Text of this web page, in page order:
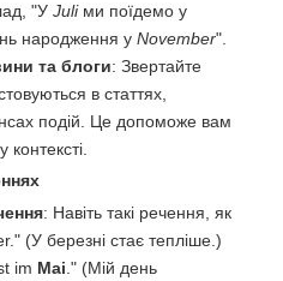
"У Juliми поїдемо у
народження у November".
та блоги: Звертайте
в статтях,
подій. Це допоможе вам
: Навіть такі речення, як
(У березні стає тепліше.)
im Mai ." (Мій день